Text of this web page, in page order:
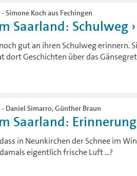
Simone Koch aus Fechingen
Saarland: Schulweg
gut an ihren Schulweg erinnern.
dort Geschichten über das
Daniel Simarro, Günther Braun
Saarland:
in Neunkirchen der Schnee im
eigentlich frische Luft ...?